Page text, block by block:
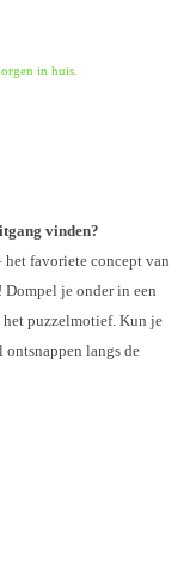
in huis.
vinden?
het favoriete concept van
Dompel je onder in een
het puzzelmotief. Kun je
ontsnappen langs de